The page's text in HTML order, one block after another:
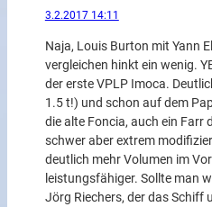
3.2.2017 14:11
Naja, Louis Burton mit Yann
vergleichen hinkt ein wenig.
der erste VPLP Imoca.
1.5 t!) und schon auf dem
die alte Foncia, auch ein Farr
schwer aber extrem
deutlich mehr Volumen im
leistungsfähiger. Sollte man
Jörg Riechers, der das Schiff